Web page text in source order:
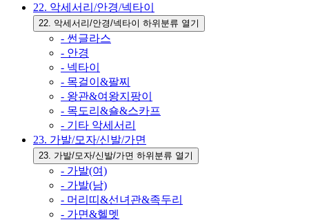
22. 악세서리/안경/넥타이
22. 악세서리/안경/넥타이 하위분류 열기
- 썬글라스
- 안경
- 넥타이
- 목걸이&팔찌
- 왕관&여왕지팡이
- 목도리&숄&스카프
- 기타 악세서리
23. 가발/모자/신발/가면
23. 가발/모자/신발/가면 하위분류 열기
- 가발(여)
- 가발(남)
- 머리띠&선녀관&족두리
- 가면&헬멧